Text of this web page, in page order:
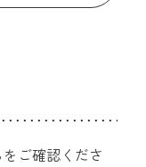
ご確認くださ